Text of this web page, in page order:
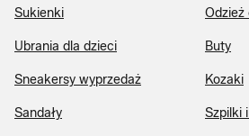
Sukienki Odzież
Ubrania dla dzieci Buty
Sneakersy wyprzedaż Kozaki
Sandały Szpilki